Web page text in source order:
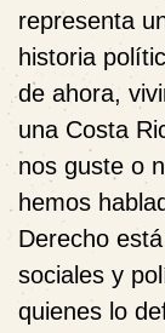
representa
historia
de ahora,
una Costa
nos guste o
hemos
Derecho
sociales y
quienes lo